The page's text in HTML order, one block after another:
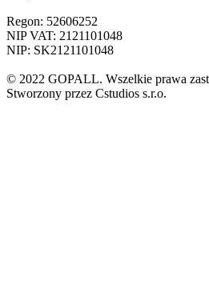
Regon: 52606252
NIP VAT: 2121101048
NIP: SK2121101048
© 2022 GOPALL. Wszelkie prawa
Stworzony przez Cstudios s.r.o.